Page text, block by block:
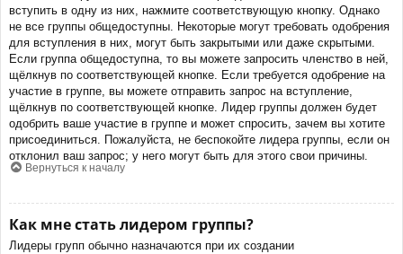
вступить в одну из них, нажмите соответствующую кнопку. Однако
не все группы общедоступны. Некоторые могут требовать одобрения
для вступления в них, могут быть закрытыми или даже скрытыми.
Если группа общедоступна, то вы можете запросить членство в ней,
щёлкнув по соответствующей кнопке. Если требуется одобрение на
участие в группе, вы можете отправить запрос на вступление,
щёлкнув по соответствующей кнопке. Лидер группы должен будет
одобрить ваше участие в группе и может спросить, зачем вы хотите
присоединиться. Пожалуйста, не беспокойте лидера группы, если он
отклонил ваш запрос; у него могут быть для этого свои причины.
Вернуться к началу
Как мне стать лидером группы?
Лидеры групп обычно назначаются при их создании